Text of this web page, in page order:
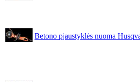
Betono pjaustyklės nuoma